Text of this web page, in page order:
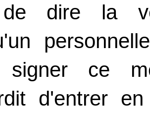
dire la
signer ce
d'entrer